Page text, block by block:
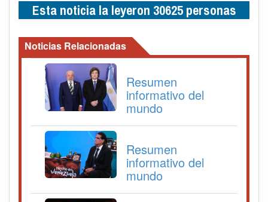
Esta noticia la leyeron 30625 personas
Noticias Relacionadas
Resumen
informativo del
mundo
Resumen
informativo del
mundo